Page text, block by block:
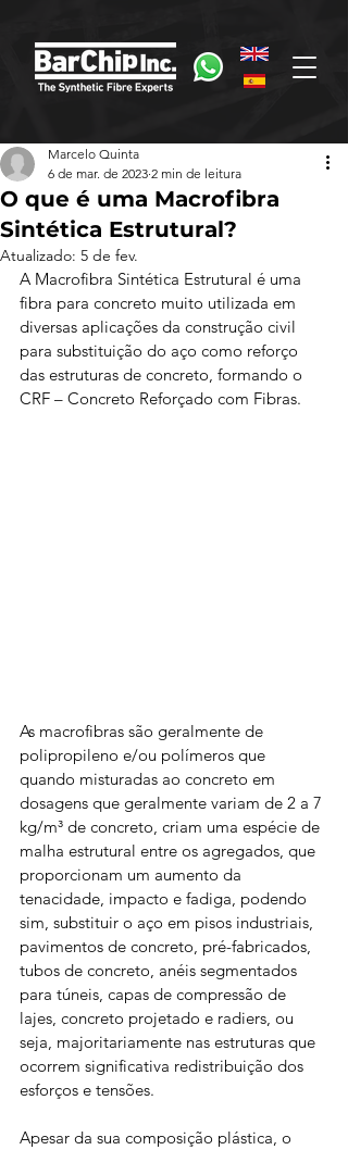
O que é uma Macrofibra
Sintética Estrutural?
Marcelo Quinta
6 de mar. de 2023 2 min de leitura
Atualizado: 5 de fev.
A Macrofibra Sintética Estrutural é uma
fibra para concreto muito utilizada em
diversas aplicações da construção civil
para substituição do aço como reforço
das estruturas de concreto, formando o
CRF – Concreto Reforçado com Fibras.
As macrofibras são geralmente de
polipropileno e/ou polímeros que
quando misturadas ao concreto em
dosagens que geralmente variam de 2 a 7
kg/m³ de concreto, criam uma espécie de
malha estrutural entre os agregados, que
proporcionam um aumento da
tenacidade, impacto e fadiga, podendo
sim, substituir o aço em pisos industriais,
pavimentos de concreto, pré-fabricados,
tubos de concreto, anéis segmentados
para túneis, capas de compressão de
lajes, concreto projetado e radiers, ou
seja, majoritariamente nas estruturas que
ocorrem significativa redistribuição dos
esforços e tensões.
Apesar da sua composição plástica, o